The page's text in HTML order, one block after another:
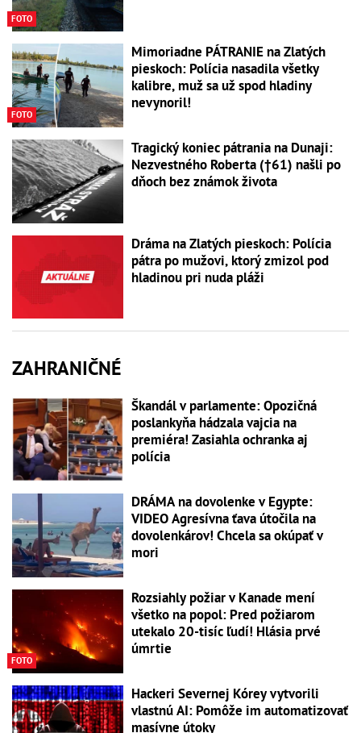
FOTO
FOTO
Mimoriadne PÁTRANIE na Zlatých
pieskoch: Polícia nasadila všetky
kalibre, muž sa už spod hladiny
nevynoril!
Tragický koniec pátrania na Dunaji:
Nezvestného Roberta (†61) našli po
dňoch bez známok života
Dráma na Zlatých pieskoch: Polícia
pátra po mužovi, ktorý zmizol pod
hladinou pri nuda pláži
ZAHRANIČNÉ
Škandál v parlamente: Opozičná
poslankyňa hádzala vajcia na
premiéra! Zasiahla ochranka aj
polícia
DRÁMA na dovolenke v Egypte:
VIDEO Agresívna ťava útočila na
dovolenkárov! Chcela sa okúpať v
mori
FOTO
Rozsiahly požiar v Kanade mení
všetko na popol: Pred požiarom
utekalo 20-tisíc ľudí! Hlásia prvé
úmrtie
Hackeri Severnej Kórey vytvorili
vlastnú AI: Pomôže im automatizovať
masívne útoky